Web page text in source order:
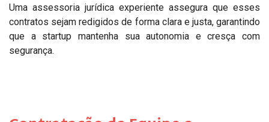
Uma assessoria jurídica experiente assegura que esses
contratos sejam redigidos de forma clara e justa, garantindo
que a startup mantenha sua autonomia e cresça com
segurança.